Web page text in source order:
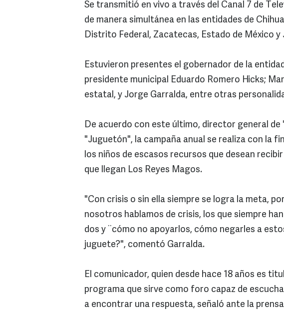
Se transmitió en vivo a través del Canal 7 de
de manera simultánea en las entidades de
Distrito Federal, Zacatecas, Estado de México y
Estuvieron presentes el gobernador de la
presidente municipal Eduardo Romero Hicks;
estatal, y Jorge Garralda, entre otras
De acuerdo con este último, director general de
"Juguetón", la campaña anual se realiza con la
los niños de escasos recursos que desean
que llegan Los Reyes Magos.
"Con crisis o sin ella siempre se logra la meta,
nosotros hablamos de crisis, los que siempre
dos y ¨cómo no apoyarlos, cómo negarles a
juguete?", comentó Garralda.
El comunicador, quien desde hace 18 años es
programa que sirve como foro capaz de
a encontrar una respuesta, señaló ante la